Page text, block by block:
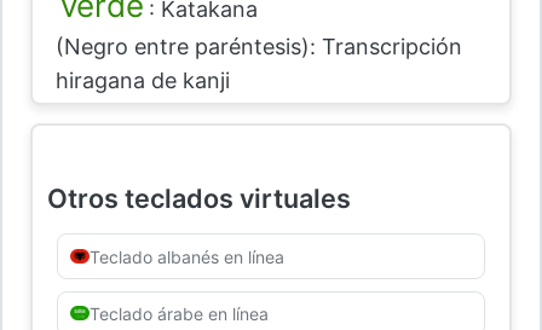
: Katakana
(Negro entre paréntesis): Transcripción
hiragana de kanji
Otros teclados virtuales
Teclado albanés en línea
Teclado árabe en línea